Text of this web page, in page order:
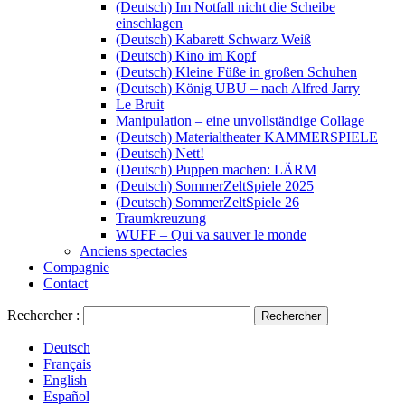
(Deutsch) Im Notfall nicht die Scheibe
einschlagen
(Deutsch) Kabarett Schwarz Weiß
(Deutsch) Kino im Kopf
(Deutsch) Kleine Füße in großen Schuhen
(Deutsch) König UBU – nach Alfred Jarry
Le Bruit
Manipulation – eine unvollständige Collage
(Deutsch) Materialtheater KAMMERSPIELE
(Deutsch) Nett!
(Deutsch) Puppen machen: LÄRM
(Deutsch) SommerZeltSpiele 2025
(Deutsch) SommerZeltSpiele 26
Traumkreuzung
WUFF – Qui va sauver le monde
Anciens spectacles
Compagnie
Contact
Rechercher :
Deutsch
Français
English
Español